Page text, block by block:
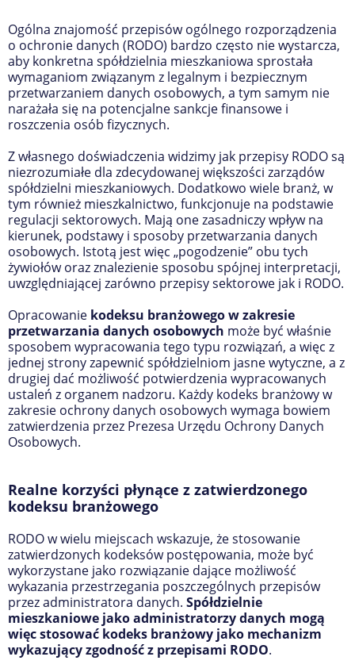
Ogólna znajomość przepisów ogólnego rozporządzenia
o ochronie danych (RODO) bardzo często nie wystarcza,
aby konkretna spółdzielnia mieszkaniowa sprostała
wymaganiom związanym z legalnym i bezpiecznym
przetwarzaniem danych osobowych, a tym samym nie
narażała się na potencjalne sankcje finansowe i
roszczenia osób fizycznych.
Z własnego doświadczenia widzimy jak przepisy RODO są
niezrozumiałe dla zdecydowanej większości zarządów
spółdzielni mieszkaniowych. Dodatkowo wiele branż, w
tym również mieszkalnictwo, funkcjonuje na podstawie
regulacji sektorowych. Mają one zasadniczy wpływ na
kierunek, podstawy i sposoby przetwarzania danych
osobowych. Istotą jest więc „pogodzenie” obu tych
żywiołów oraz znalezienie sposobu spójnej interpretacji,
uwzględniającej zarówno przepisy sektorowe jak i RODO.
Opracowanie kodeksu branżowego w zakresie
przetwarzania danych osobowych może być właśnie
sposobem wypracowania tego typu rozwiązań, a więc z
jednej strony zapewnić spółdzielniom jasne wytyczne, a z
drugiej dać możliwość potwierdzenia wypracowanych
ustaleń z organem nadzoru. Każdy kodeks branżowy w
zakresie ochrony danych osobowych wymaga bowiem
zatwierdzenia przez Prezesa Urzędu Ochrony Danych
Osobowych.
Realne korzyści płynące z zatwierdzonego
kodeksu branżowego
RODO w wielu miejscach wskazuje, że stosowanie
zatwierdzonych kodeksów postępowania, może być
wykorzystane jako rozwiązanie dające możliwość
wykazania przestrzegania poszczególnych przepisów
przez administratora danych. Spółdzielnie
mieszkaniowe jako administratorzy danych mogą
więc stosować kodeks branżowy jako mechanizm
wykazujący zgodność z przepisami RODO.